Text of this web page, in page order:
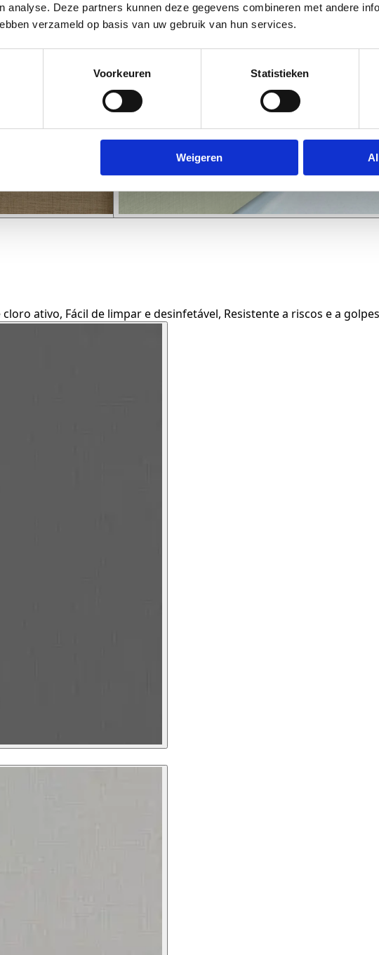
analyse. Deze partners kunnen deze gegevens combineren met andere
verzameld op basis van uw gebruik van hun services.
Voorkeuren Statistieken
Weigeren
ativo, Fácil de limpar e desinfetável, Resistente a riscos e a golpes